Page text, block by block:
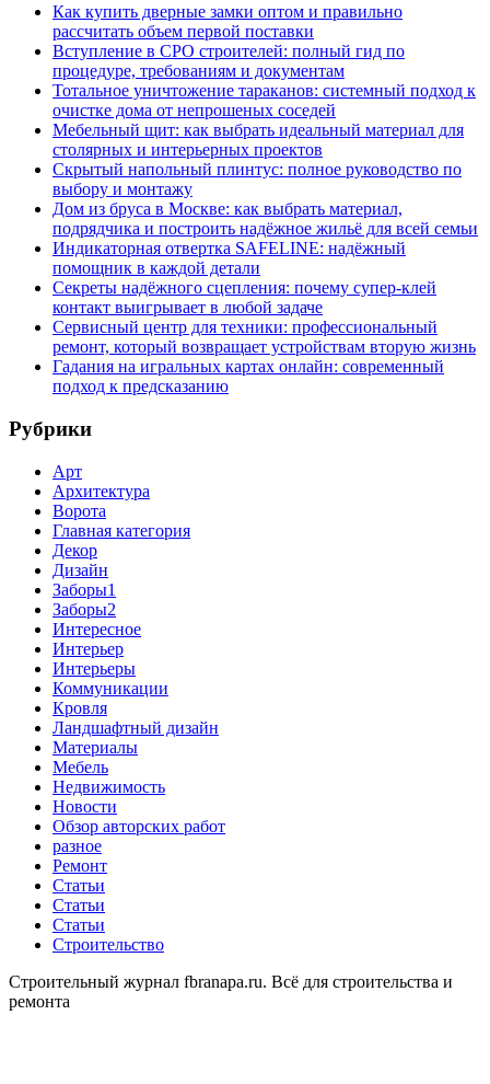
Как купить дверные замки оптом и правильно
рассчитать объем первой поставки
Вступление в СРО строителей: полный гид по
процедуре, требованиям и документам
Тотальное уничтожение тараканов: системный подход к
очистке дома от непрошеных соседей
Мебельный щит: как выбрать идеальный материал для
столярных и интерьерных проектов
Скрытый напольный плинтус: полное руководство по
выбору и монтажу
Дом из бруса в Москве: как выбрать материал,
подрядчика и построить надёжное жильё для всей семьи
Индикаторная отвертка SAFELINE: надёжный
помощник в каждой детали
Секреты надёжного сцепления: почему супер‑клей
контакт выигрывает в любой задаче
Сервисный центр для техники: профессиональный
ремонт, который возвращает устройствам вторую жизнь
Гадания на игральных картах онлайн: современный
подход к предсказанию
Рубрики
Арт
Архитектура
Ворота
Главная категория
Декор
Дизайн
Заборы1
Заборы2
Интересное
Интерьер
Интерьеры
Коммуникации
Кровля
Ландшафтный дизайн
Материалы
Мебель
Недвижимость
Новости
Обзор авторских работ
разное
Ремонт
Статьи
Статьи
Статьи
Строительство
Строительный журнал fbranapa.ru. Всё для строительства и
ремонта